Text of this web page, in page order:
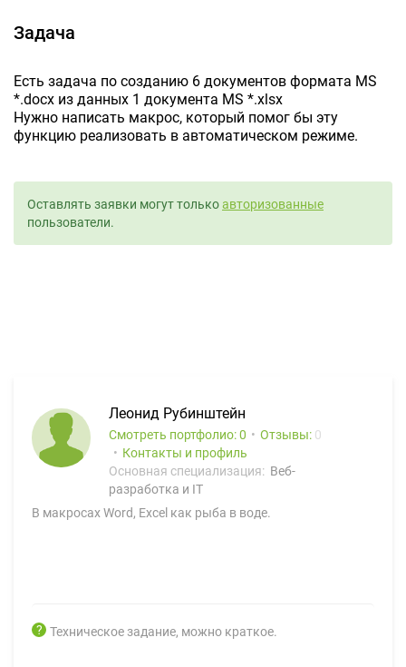
Задача
Есть задача по созданию 6 документов формата MS
*.docx из данных 1 документа MS *.xlsx
Нужно написать макрос, который помог бы эту
функцию реализовать в автоматическом режиме.
Оставлять заявки могут толькоавторизованные
пользователи.
Леонид Рубинштейн
Смотреть портфолио: 0 Отзывы: 0
Контакты и профиль
Основная специализация: Веб-
разработка и IT
В макросах Word, Excel как рыба в воде.
Техническое задание, можно краткое.